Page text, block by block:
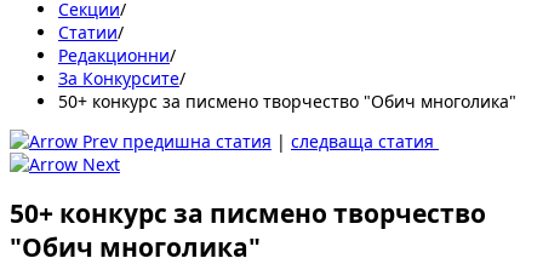
Секции/
Статии/
Редакционни/
За Конкурсите/
50+ конкурс за писмено творчество "Обич многолика"
предишна статия | следваща статия
50+ конкурс за писмено творчество
"Обич многолика"